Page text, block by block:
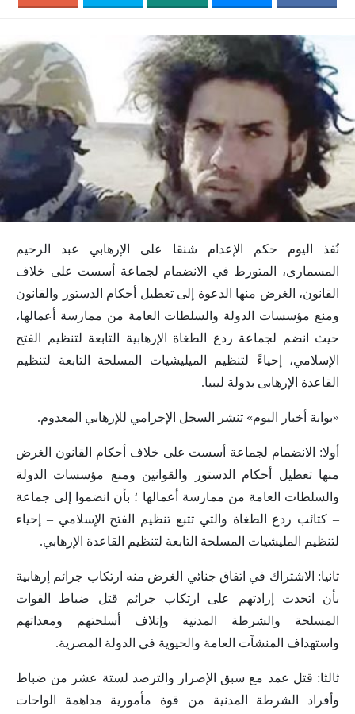
نُفذ اليوم حكم الإعدام شنقا على الإرهابي عبد الرحيم
المسمارى، المتورط في الانضمام لجماعة أسست على خلاف
القانون، الغرض منها الدعوة إلى تعطيل أحكام الدستور والقانون
ومنع مؤسسات الدولة والسلطات العامة من ممارسة أعمالها،
حيث انضم لجماعة ردع الطغاة الإرهابية التابعة لتنظيم الفتح
الإسلامي، إحياءً لتنظيم الميليشيات المسلحة التابعة لتنظيم
القاعدة الإرهابى بدولة ليبيا.
«بوابة أخبار اليوم» تنشر السجل الإجرامي للإرهابي المعدوم.
أولا: الانضمام لجماعة أسست على خلاف أحكام القانون الغرض
منها تعطيل أحكام الدستور والقوانين ومنع مؤسسات الدولة
والسلطات العامة من ممارسة أعمالها ؛ بأن انضموا إلى جماعة
– كتائب ردع الطغاة والتي تتبع تنظيم الفتح الإسلامي – إحياء
لتنظيم المليشيات المسلحة التابعة لتنظيم القاعدة الإرهابي.
ثانيا: الاشتراك في اتفاق جنائي الغرض منه ارتكاب جرائم إرهابية
بأن اتحدت إرادتهم على ارتكاب جرائم قتل ضباط القوات
المسلحة والشرطة المدنية وإتلاف أسلحتهم ومعداتهم
واستهداف المنشآت العامة والحيوية في الدولة المصرية.
ثالثا: قتل عمد مع سبق الإصرار والترصد لستة عشر من ضباط
وأفراد الشرطة المدنية من قوة مأمورية مداهمة الواحات